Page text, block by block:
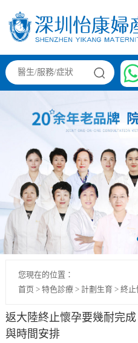
您現在的位置：
首页 > 特色診療> 計劃生育> 終止
返大陸終止懷孕要幾耐完
與時間安排